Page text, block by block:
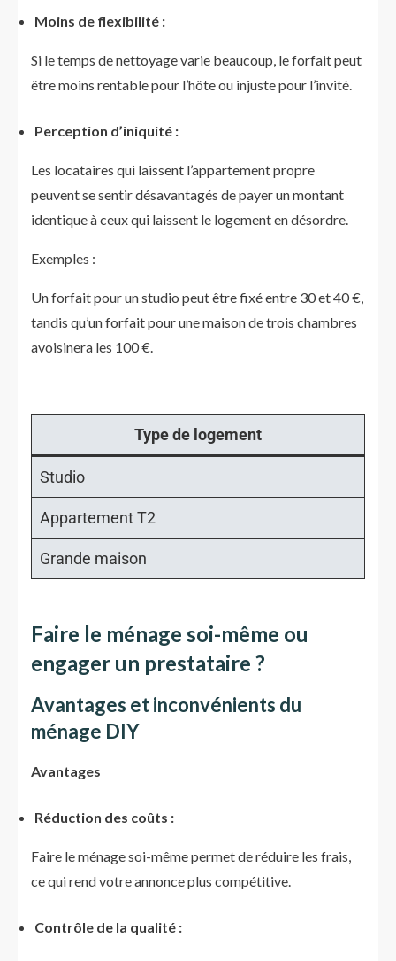
Moins de flexibilité :
Si le temps de nettoyage varie beaucoup, le forfait peut
être moins rentable pour l’hôte ou injuste pour l’invité.
Perception d’iniquité :
Les locataires qui laissent l’appartement propre
peuvent se sentir désavantagés de payer un montant
identique à ceux qui laissent le logement en désordre.
Exemples :
Un forfait pour un studio peut être fixé entre 30 et 40 €,
tandis qu’un forfait pour une maison de trois chambres
avoisinera les 100 €.
Type de logement
Studio
Appartement T2
Grande maison
Faire le ménage soi-même ou
engager un prestataire ?
Avantages et inconvénients du
ménage DIY
Avantages
Réduction des coûts :
Faire le ménage soi-même permet de réduire les frais,
ce qui rend votre annonce plus compétitive.
Contrôle de la qualité :